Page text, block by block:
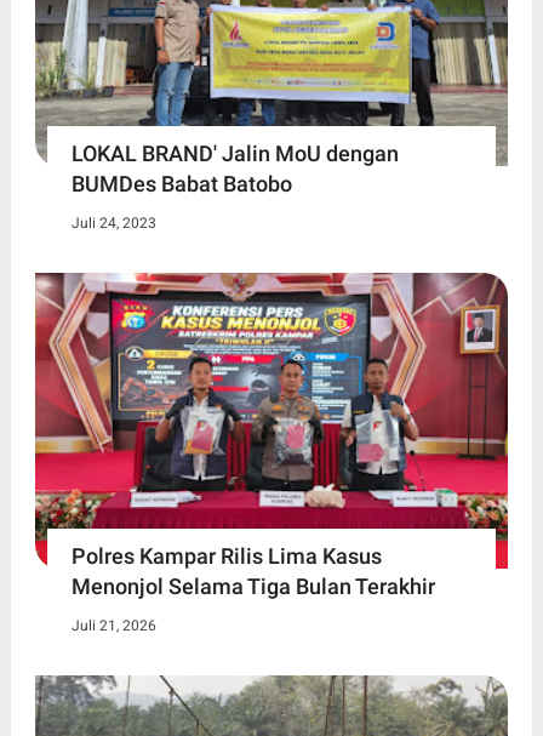
LOKAL BRAND' Jalin MoU dengan
BUMDes Babat Batobo
Juli 24, 2023
Polres Kampar Rilis Lima Kasus
Menonjol Selama Tiga Bulan Terakhir
Juli 21, 2026